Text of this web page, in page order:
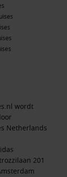
wordt
Netherlands
201